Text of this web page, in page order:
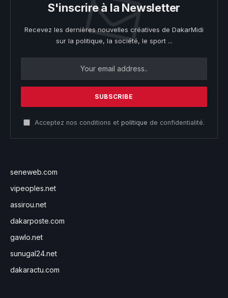
S'inscrire à la Newsletter
Recevez les dernières nouvelles créatives de DakarMidi
sur la politique, la société, le sport ...
Acceptez nos conditions et politique de confidentialité.
seneweb.com
vipeoples.net
assirou.net
dakarposte.com
gawlo.net
sunugal24.net
dakaractu.com